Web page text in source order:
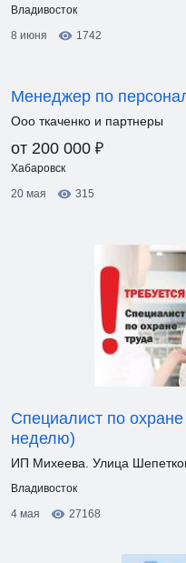
Владивосток
8 июня
1742
Менеджер по
Ооо ткаченко и партнеры
от 200 000 ₽
Хабаровск
20 мая
315
Специалист по
неделю)
ИП Михеева. Улица
Владивосток
4 мая
27168